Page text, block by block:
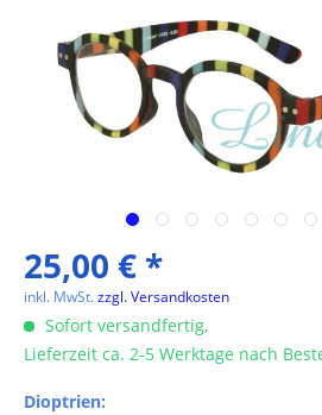
25,00 € *
inkl. MwSt.zzgl. Versandkosten
Sofort versandfertig,
Lieferzeit ca. 2-5 Werktage nach
Dioptrien: